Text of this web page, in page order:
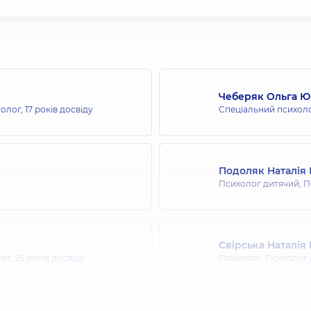
17 років досвіду
Чеберяк Ольга
Спеціальний
Подоляк Наталія
Психолог дитячий;
25 років досвіду
Свірська Наталія
Психолог; Психолог